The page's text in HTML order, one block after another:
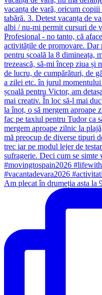
Am plecat în drumeția asta la